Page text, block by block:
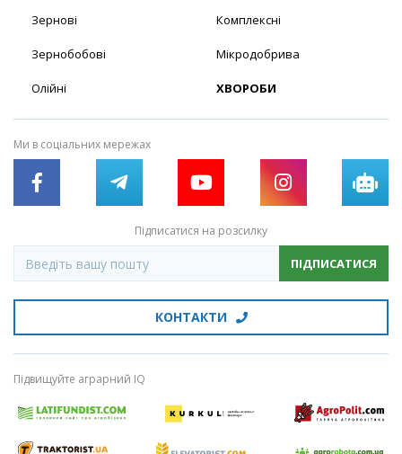
Зернові
Зернобобові
Олійні
Комплексні
Мікродобрива
ХВОРОБИ
Ми в соціальних мережах
Підписатися на розсилку
ПІДПИСАТИСЯ
КОНТАКТИ
Підвищуйте аграрний IQ